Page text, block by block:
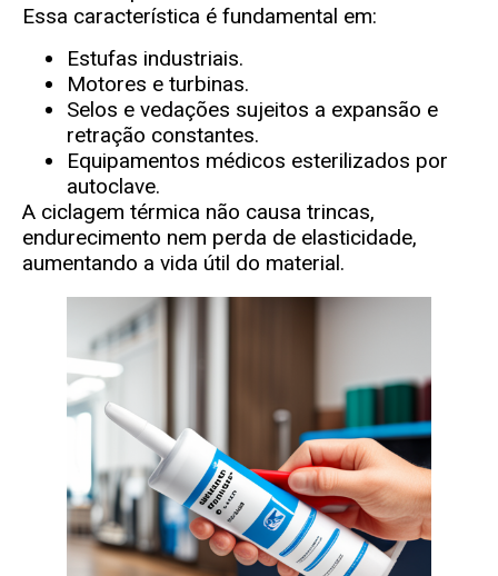
Essa característica é fundamental em:
Estufas industriais.
Motores e turbinas.
Selos e vedações sujeitos a expansão e
retração constantes.
Equipamentos médicos esterilizados por
autoclave.
A ciclagem térmica não causa trincas,
endurecimento nem perda de elasticidade,
aumentando a vida útil do material.